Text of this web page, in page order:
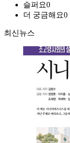
슬퍼요0
더 궁금해요0
최신뉴스